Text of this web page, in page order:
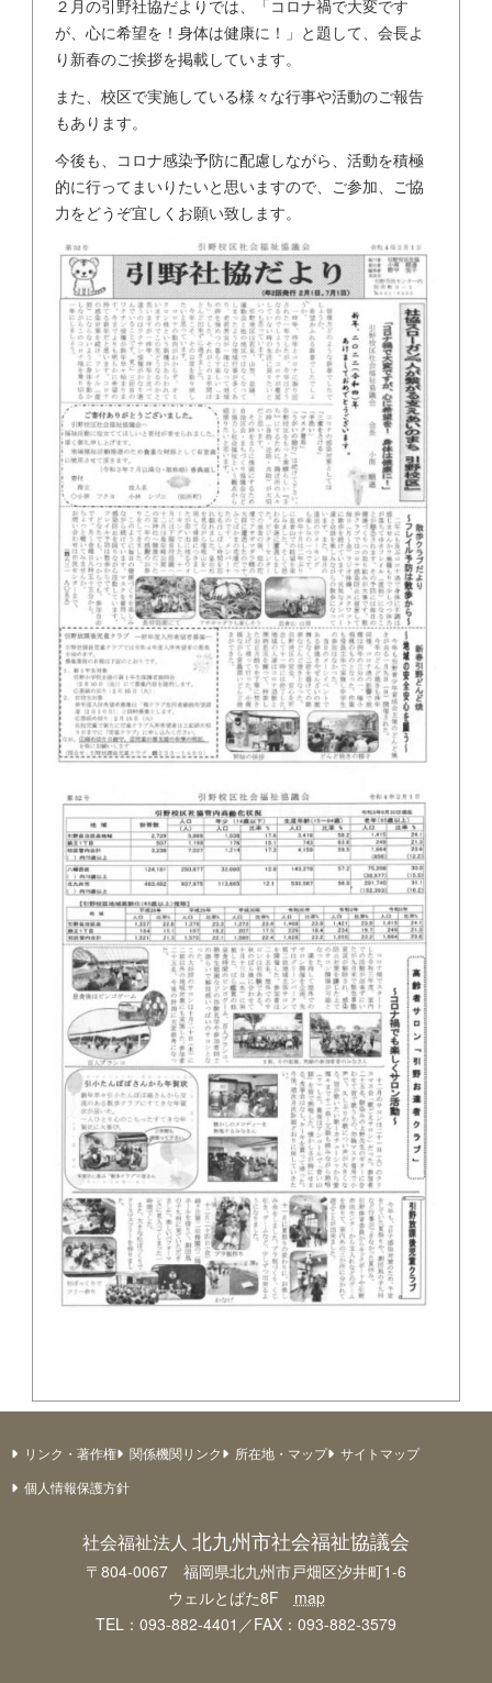
２月の引野社協だよりでは、「コロナ禍で大変です
が、心に希望を！身体は健康に！」と題して、会長よ
り新春のご挨拶を掲載しています。
また、校区で実施している様々な行事や活動のご報告
もあります。
今後も、コロナ感染予防に配慮しながら、活動を積極
的に行ってまいりたいと思いますので、ご参加、ご協
力をどうぞ宜しくお願い致します。
リンク・著作権 関係機関リンク 所在地・マップ
サイトマップ
個人情報保護方針
社会福祉法人 北九州市社会福祉協議会
〒804-0067 福岡県北九州市戸畑区汐井町1-6
ウェルとばた8F map
TEL：093-882-4401／FAX：093-882-3579